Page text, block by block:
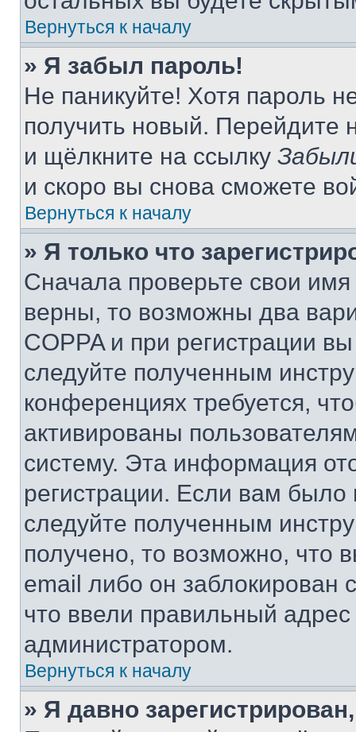
Вернуться к началу
» Я забыл пароль!
Не паникуйте! Хотя пароль
получить новый. Перейдите
и щёлкните на ссылку
и скоро вы снова сможете
Вернуться к началу
» Я только что
Сначала проверьте свои
верны, то возможны два
COPPA и при регистрации
следуйте полученным
конференциях требуется,
активированы
систему. Эта информация
регистрации. Если вам
следуйте полученным
получено, то возможно, что
email либо он
что ввели правильный адрес
администратором.
Вернуться к началу
» Я давно